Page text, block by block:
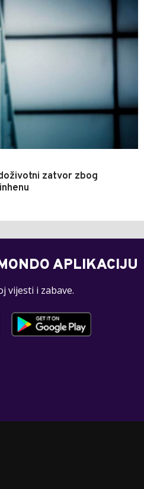
zatvor zbog
APLIKACIJU
vijesti i zabave.